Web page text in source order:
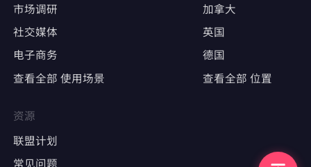
确保每个广告账户使用固定IP，避免因IP变动触
发审核
广告效果测试
精准定位特定地区，测试广告投放效果
市场调研
社交媒体
电子商务
查看全部 使用场景
加拿大
英国
德国
查看全部 位置
资源
联盟计划
常见问题